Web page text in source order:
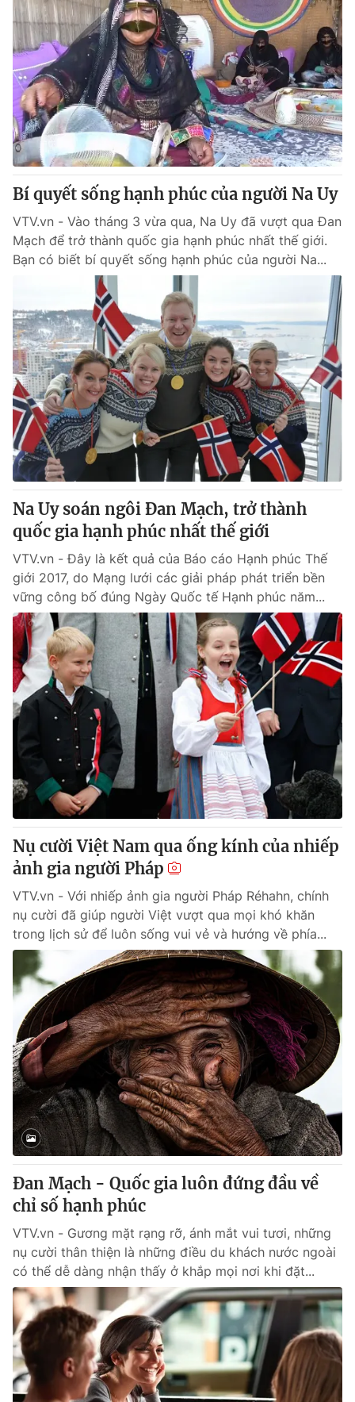
Bí quyết sống hạnh phúc của người Na Uy
VTV.vn - Vào tháng 3 vừa qua, Na Uy đã vượt qua Đan
Mạch để trở thành quốc gia hạnh phúc nhất thế giới.
Bạn có biết bí quyết sống hạnh phúc của người Na...
Na Uy soán ngôi Đan Mạch, trở thành
quốc gia hạnh phúc nhất thế giới
VTV.vn - Đây là kết quả của Báo cáo Hạnh phúc Thế
giới 2017, do Mạng lưới các giải pháp phát triển bền
vững công bố đúng Ngày Quốc tế Hạnh phúc năm...
Nụ cười Việt Nam qua ống kính của nhiếp
ảnh gia người Pháp
VTV.vn - Với nhiếp ảnh gia người Pháp Réhahn, chính
nụ cười đã giúp người Việt vượt qua mọi khó khăn
trong lịch sử để luôn sống vui vẻ và hướng về phía...
Đan Mạch - Quốc gia luôn đứng đầu về
chỉ số hạnh phúc
VTV.vn - Gương mặt rạng rỡ, ánh mắt vui tươi, những
nụ cười thân thiện là những điều du khách nước ngoài
có thể dễ dàng nhận thấy ở khắp mọi nơi khi đặt...